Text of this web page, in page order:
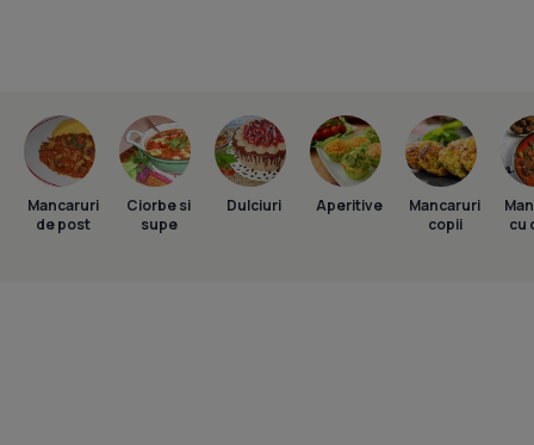
Mancaruri
de post
Ciorbe si
supe
Dulciuri Aperitive
Mancaruri
copii
cu